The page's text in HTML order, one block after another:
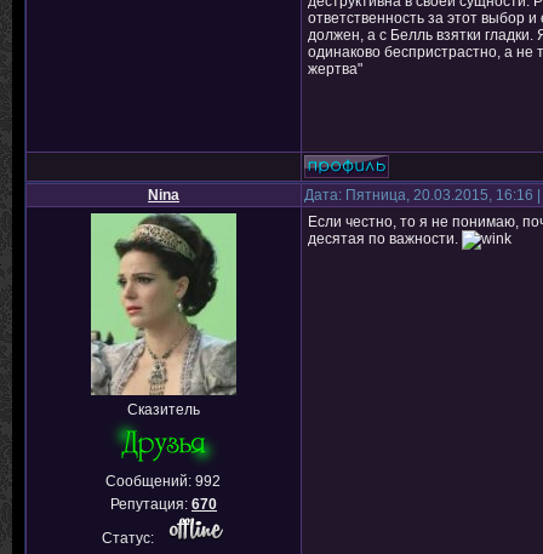
ответственность за этот выбор
должен, а с Белль взятки
одинаково беспристрастно, а
жертва"
Nina Дата: Пятница, 20.03.2015,
Сказитель
Сообщений:992
Репутация: 670
Статус:
Если честно, то я не понимаю,
десятая по важности.